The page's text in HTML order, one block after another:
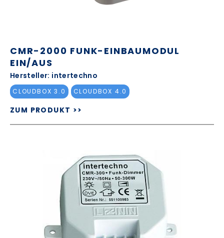
CMR-2000 FUNK-EINBAUMODUL
EIN/AUS
Hersteller: intertechno
CLOUDBOX 3.0 CLOUDBOX 4.0
ZUM PRODUKT >>